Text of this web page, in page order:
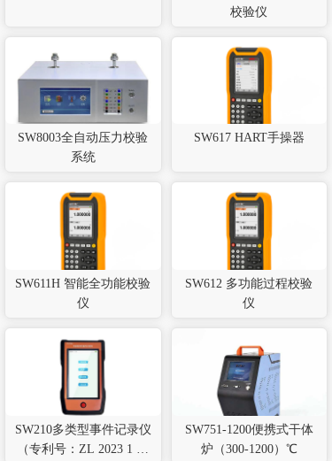
校验仪
SW8003全自动压力校验
系统
SW617 HART手操器
SW611H 智能全功能校验
仪
SW612 多功能过程校验
仪
SW210多类型事件记录仪
（专利号：ZL 2023 1 02
SW751-1200便携式干体
炉（300-1200）℃